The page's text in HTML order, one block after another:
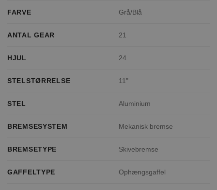
FARVE Grå/Blå
ANTAL GEAR 21
HJUL 24
STELSTØRRELSE 11"
STEL Aluminium
BREMSESYSTEM Mekanisk bremse
BREMSETYPE Skivebremse
GAFFELTYPE Ophængsgaffel